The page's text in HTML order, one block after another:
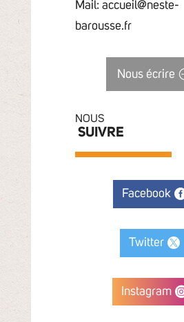
Mail: accueil@neste-
barousse.fr
Nous écrire
NOUS
SUIVRE
Facebook
Twitter
Instagram